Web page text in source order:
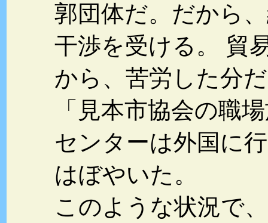
郭団体だ。だから
干渉を受ける。 貿
から、苦労した分
「見本市協会の職
センターは外国に
はぼやいた。
このような状況で